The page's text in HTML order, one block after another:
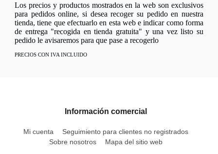
Los precios y productos mostrados en la web son exclusivos
para pedidos online, si desea recoger su pedido en nuestra
tienda, tiene que efectuarlo en esta web e indicar como forma
de entrega "recogida en tienda gratuita" y una vez listo su
pedido le avisaremos para que pase a recogerlo
PRECIOS CON IVA INCLUIDO
Información comercial
Mi cuenta
Seguimiento para clientes no registrados
Sobre nosotros
Mapa del sitio web